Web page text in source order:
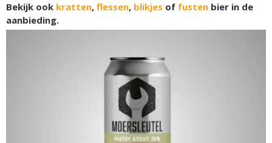
Bekijk ook kratten, flessen, blikjes of fusten bier in de
aanbieding.